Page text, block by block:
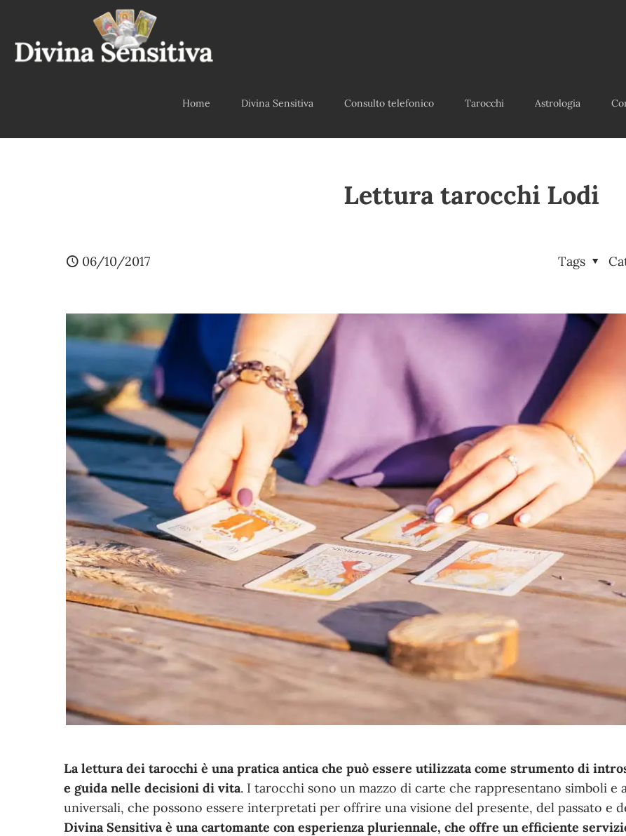
Home Divina Sensitiva Consulto telefonico Tarocchi Astrologia
Lettura tarocchi Lodi
06/10/2017 Tags
La lettura dei tarocchi è una pratica antica che può essere utilizzata come strumento di
e guida nelle decisioni di vita. I tarocchi sono un mazzo di carte che rappresentano simboli e
universali, che possono essere interpretati per offrire una visione del presente, del passato e
Divina Sensitiva è una cartomante con esperienza pluriennale, che offre un efficiente